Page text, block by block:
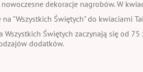
dekoracje nagrobów. W
"Wszystkich Świętych" do kwiaciarni
Wszystkich Świętych zaczynają się od
dodatków.